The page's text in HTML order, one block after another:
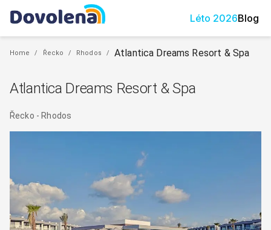
Léto 2026Blog
Home / Řecko / Rhodos / Atlantica Dreams Resort & Spa
Atlantica Dreams Resort & Spa
Řecko - Rhodos